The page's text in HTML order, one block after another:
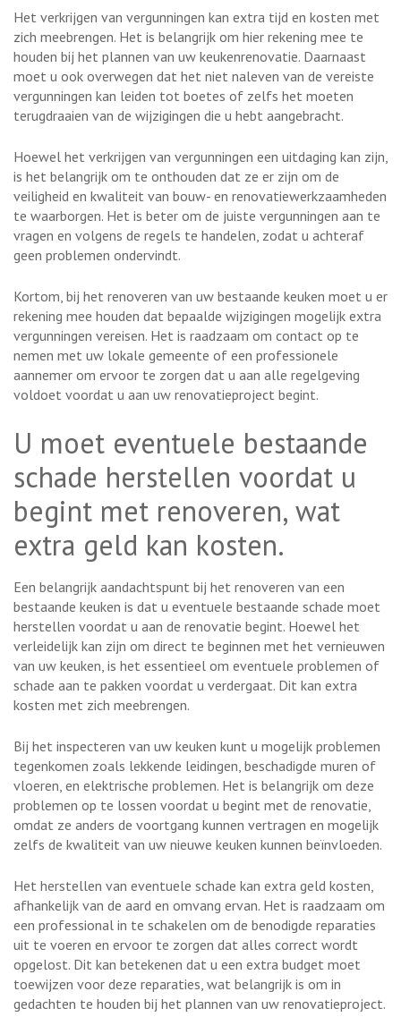
Het verkrijgen van vergunningen kan extra tijd en kosten met
zich meebrengen. Het is belangrijk om hier rekening mee te
houden bij het plannen van uw keukenrenovatie. Daarnaast
moet u ook overwegen dat het niet naleven van de vereiste
vergunningen kan leiden tot boetes of zelfs het moeten
terugdraaien van de wijzigingen die u hebt aangebracht.
Hoewel het verkrijgen van vergunningen een uitdaging kan zijn,
is het belangrijk om te onthouden dat ze er zijn om de
veiligheid en kwaliteit van bouw- en renovatiewerkzaamheden
te waarborgen. Het is beter om de juiste vergunningen aan te
vragen en volgens de regels te handelen, zodat u achteraf
geen problemen ondervindt.
Kortom, bij het renoveren van uw bestaande keuken moet u er
rekening mee houden dat bepaalde wijzigingen mogelijk extra
vergunningen vereisen. Het is raadzaam om contact op te
nemen met uw lokale gemeente of een professionele
aannemer om ervoor te zorgen dat u aan alle regelgeving
voldoet voordat u aan uw renovatieproject begint.
U moet eventuele bestaande
schade herstellen voordat u
begint met renoveren, wat
extra geld kan kosten.
Een belangrijk aandachtspunt bij het renoveren van een
bestaande keuken is dat u eventuele bestaande schade moet
herstellen voordat u aan de renovatie begint. Hoewel het
verleidelijk kan zijn om direct te beginnen met het vernieuwen
van uw keuken, is het essentieel om eventuele problemen of
schade aan te pakken voordat u verdergaat. Dit kan extra
kosten met zich meebrengen.
Bij het inspecteren van uw keuken kunt u mogelijk problemen
tegenkomen zoals lekkende leidingen, beschadigde muren of
vloeren, en elektrische problemen. Het is belangrijk om deze
problemen op te lossen voordat u begint met de renovatie,
omdat ze anders de voortgang kunnen vertragen en mogelijk
zelfs de kwaliteit van uw nieuwe keuken kunnen beïnvloeden.
Het herstellen van eventuele schade kan extra geld kosten,
afhankelijk van de aard en omvang ervan. Het is raadzaam om
een professional in te schakelen om de benodigde reparaties
uit te voeren en ervoor te zorgen dat alles correct wordt
opgelost. Dit kan betekenen dat u een extra budget moet
toewijzen voor deze reparaties, wat belangrijk is om in
gedachten te houden bij het plannen van uw renovatieproject.